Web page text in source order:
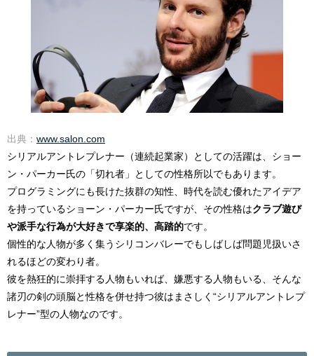
出典： www.salon.com
シリアルアントレプレナー（連続起業家）としての活躍は、ショー
ン・パーカー氏の「切れ者」としての性格所以でもあります。
プログラミングにも長けた抜群の知性、時代を読む優れたアイデア
を持っているショーン・パーカー氏ですが、その性格はクラブ遊び
や派手な行為が大好きで享楽的、高踏的です。
個性的な人物が多く集うシリコンバレーでもしばしば問題児扱いさ
れるほどの変わり者。
彼を熱狂的に崇拝する人物もいれば、嫌悪する人物もいる、そんな
諸刃の剣の頭脳と性格を併せ持つ彼はまさしく“シリアルアントレプ
レナー”型の人物なのです。